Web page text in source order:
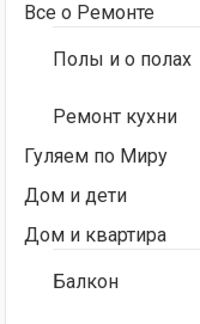
Все о Ремонте
Полы и о полах
Ремонт кухни
Гуляем по Миру
Дом и дети
Дом и квартира
Балкон